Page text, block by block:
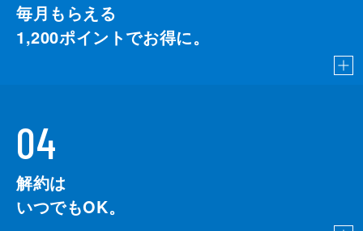
毎月もらえる
1,200ポイントでお得に。
04
解約は
いつでもOK。